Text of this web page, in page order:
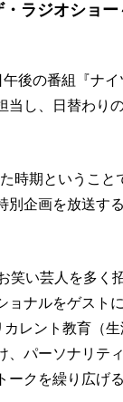
ラジオショ
後の番組『ナ
当し、日替わり
時期ということ
別企画を放送す
笑い芸人を多く
ナルをゲスト
レント教育（
、パーソナリテ
クを繰り広げる